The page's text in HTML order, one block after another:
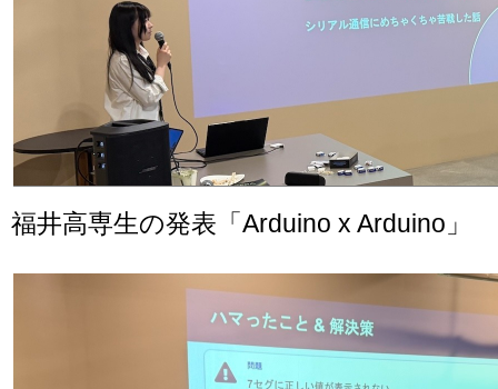
福井高専生の発表「Arduino x Arduino」